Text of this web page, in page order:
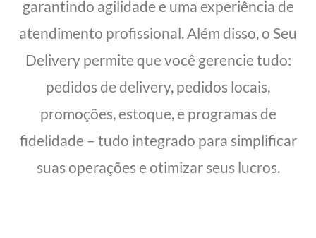
garantindo agilidade e uma experiência de
atendimento profissional. Além disso, o Seu
Delivery permite que você gerencie tudo:
pedidos de delivery, pedidos locais,
promoções, estoque, e programas de
fidelidade – tudo integrado para simplificar
suas operações e otimizar seus lucros.